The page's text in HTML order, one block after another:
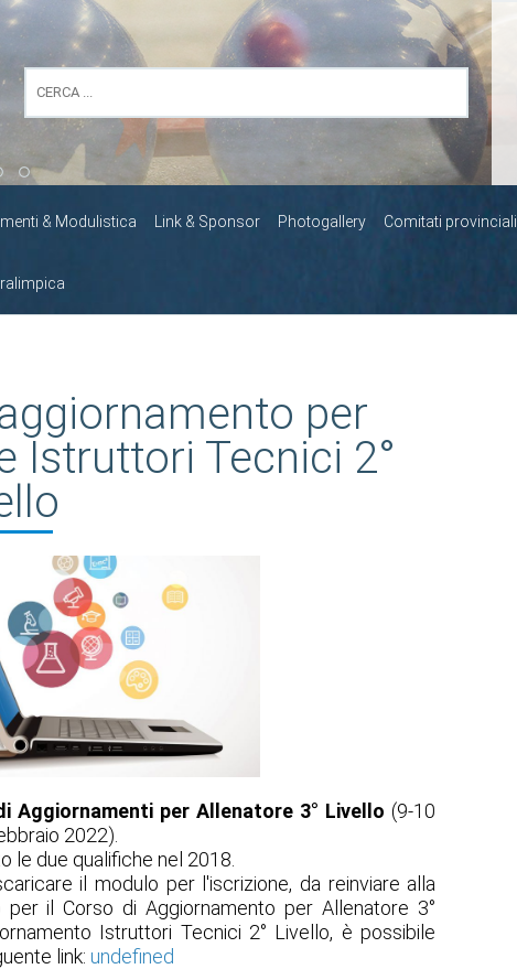
& Modulistica Link & Sponsor Photogallery Comitati provinciali
per
Istruttori Tecnici 2°
Aggiornamenti per Allenatore 3° Livello (9-10
2022).
le due qualifiche nel 2018.
il modulo per l'iscrizione, da reinviare alla
il Corso di Aggiornamento per Allenatore 3°
Istruttori Tecnici 2° Livello, è possibile
link: undefined